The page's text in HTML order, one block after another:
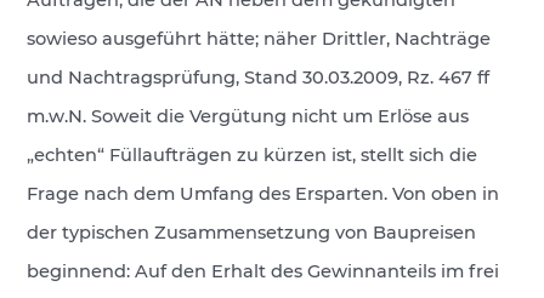
sowieso ausgeführt hätte; näher Drittler, Nachträge
und Nachtragsprüfung, Stand 30.03.2009, Rz. 467 ff
m.w.N. Soweit die Vergütung nicht um Erlöse aus
„echten“ Füllaufträgen zu kürzen ist, stellt sich die
Frage nach dem Umfang des Ersparten. Von oben in
der typischen Zusammensetzung von Baupreisen
beginnend: Auf den Erhalt des Gewinnanteils im frei